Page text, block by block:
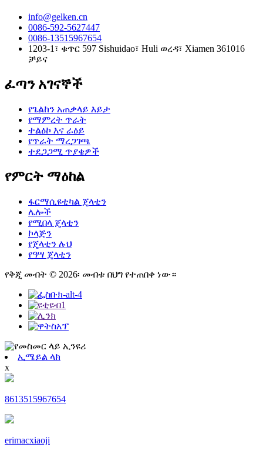
info@gelken.cn
0086-592-5627447
0086-13515967654
1203-1፣ ቁጥር 597 Sishuidao፣ Huli ወረዳ፣ Xiamen 361016
ቻይና
ፈጣን አገናኞች
የጌልከን አጠቃላይ እይታ
የማምረት ጥራት
ተልዕኮ እና ራዕይ
የጥራት ማረጋገጫ
ተደጋጋሚ ጥያቄዎች
የምርት ማዕከል
ፋርማሲዩቲካል ጄላቲን
ሌሎች
የሚበላ ጄላቲን
ኮላጅን
የጄላቲን ሉህ
የዓሣ ጄላቲን
የቅጂ መብት © 2026፡ መብቱ በህግ የተጠበቀ ነው።
ኢሜይል ላክ
x
8613515967654
erimacxiaoji